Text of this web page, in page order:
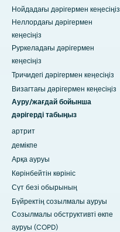
Нойдадағы дәрігермен кеңесіңіз
Неллордағы дәрігермен
кеңесіңіз
Руркеладағы дәрігермен
кеңесіңіз
Тричидегі дәрігермен кеңесіңіз
Визагтағы дәрігермен кеңесіңіз
Ауру/жағдай бойынша
дәрігерді табыңыз
артрит
демікпе
Арқа ауруы
Көрінбейтін көрініс
Сүт безі обырының
Бүйректің созылмалы ауруы
Созылмалы обструктивті өкпе
ауруы (COPD)